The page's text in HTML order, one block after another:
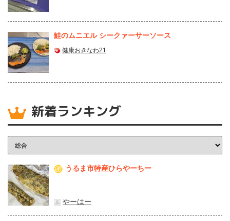
鮭のムニエル シークァーサーソース
健康おきなわ21
新着ランキング
1 うるま市特産ひらやーちー
やーはー